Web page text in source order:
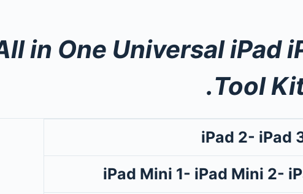
in One Universal iPad
Tool
iPad 2- iPad
iPad Mini 1- iPad Mini 2-